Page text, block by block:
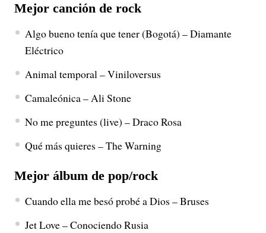
Mejor canción de rock
Algo bueno tenía que tener (Bogotá) – Diamante
Eléctrico
Animal temporal – Viniloversus
Camaleónica – Ali Stone
No me preguntes (live) – Draco Rosa
Qué más quieres – The Warning
Mejor álbum de pop/rock
Cuando ella me besó probé a Dios – Bruses
Jet Love – Conociendo Rusia